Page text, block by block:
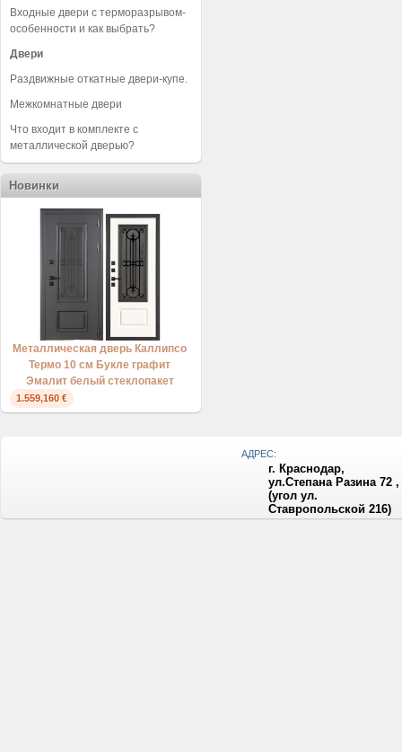
Входные двери с терморазрывом-
особенности и как выбрать?
Двери
Раздвижные откатные двери-купе.
Межкомнатные двери
Что входит в комплекте с
металлической дверью?
Новинки
Металлическая дверь Каллипсо
Термо 10 см Букле графит
Эмалит белый стеклопакет
1.559,160 €
АДРЕС:
г. Краснодар,
ул.Степана Разина 72 ,
(угол ул.
Ставропольской 216)